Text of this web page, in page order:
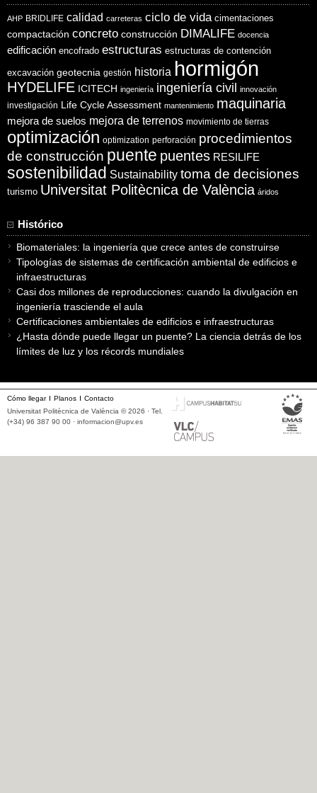
AHP BRIDLIFE calidad carreteras ciclo de vida cimentaciones
compactación concreto construcción DIMALIFE docencia
edificación encofrado estructuras estructuras de contención
excavación geotecnia gestión historia hormigón
HYDELIFE ICITECH ingeniería ingeniería civil innovación
investigación Life Cycle Assessment mantenimiento maquinaria
mejora de suelos mejora de terrenos movimiento de tierras
optimización optimization perforación procedimientos
de construcción puente puentes RESILIFE
sostenibilidad Sustainability toma de decisiones
turismo Universitat Politècnica de València áridos
Histórico
Biomateriales: la ingeniería que crece antes de construirse
Tipologías de sistemas de certificación ambiental de edificios e
infraestructuras
Casi dos millones de reproducciones: cuando la divulgación en
ingeniería trasciende el aula
Certificaciones ambientales de edificios e infraestructuras
¿Hasta dónde puede llegar un puente? La ciencia detrás de los
límites de luz y los récords mundiales
Cómo llegar Planos
Contacto
Universitat Politècnica de València © 2026 · Tel.
(+34) 96 387 90 00 · informacion@upv.es